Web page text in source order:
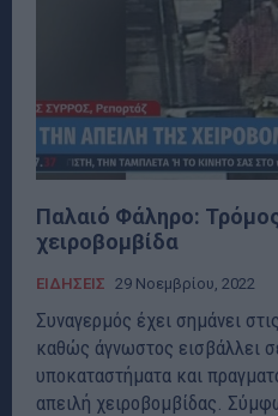
Παλαιό Φάληρο:
χειροβομβίδα
ΕΙΔΗΣΕΙΣ 29 Νοεμβρίου, 2022
Συναγερμός έχει σημάνει
καθώς άγνωστος εισβάλλει
υποκαταστήματα και
απειλή